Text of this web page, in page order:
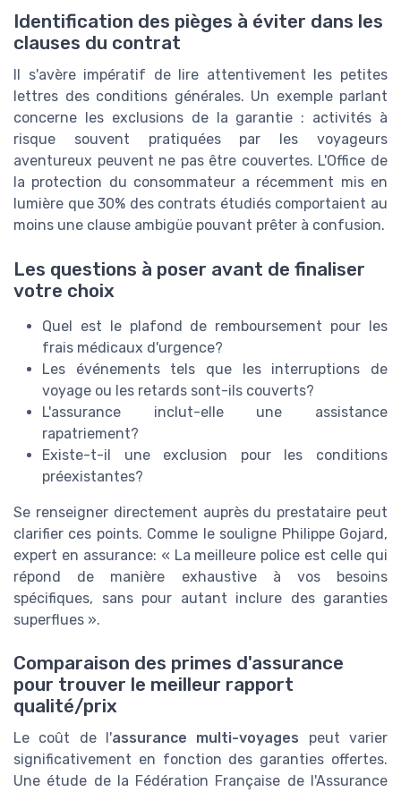
Identification des pièges à éviter dans les
clauses du contrat
Il s'avère impératif de lire attentivement les petites
lettres des conditions générales. Un exemple parlant
concerne les exclusions de la garantie : activités à
risque souvent pratiquées par les voyageurs
aventureux peuvent ne pas être couvertes. L'Office de
la protection du consommateur a récemment mis en
lumière que 30% des contrats étudiés comportaient au
moins une clause ambigüe pouvant prêter à confusion.
Les questions à poser avant de finaliser
votre choix
Quel est le plafond de remboursement pour les
frais médicaux d'urgence?
Les événements tels que les interruptions de
voyage ou les retards sont-ils couverts?
L'assurance inclut-elle une assistance
rapatriement?
Existe-t-il une exclusion pour les conditions
préexistantes?
Se renseigner directement auprès du prestataire peut
clarifier ces points. Comme le souligne Philippe Gojard,
expert en assurance: « La meilleure police est celle qui
répond de manière exhaustive à vos besoins
spécifiques, sans pour autant inclure des garanties
superflues ».
Comparaison des primes d'assurance
pour trouver le meilleur rapport
qualité/prix
Le coût de l'assurance multi-voyages peut varier
significativement en fonction des garanties offertes.
Une étude de la Fédération Française de l'Assurance